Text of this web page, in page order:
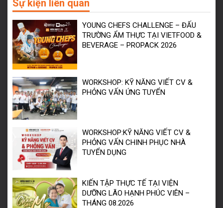
Sự kiện liên quan
YOUNG CHEFS CHALLENGE – ĐẤU
TRƯỜNG ẨM THỰC TẠI VIETFOOD &
BEVERAGE – PROPACK 2026
WORKSHOP: KỸ NĂNG VIẾT CV &
PHỎNG VẤN ỨNG TUYỂN
WORKSHOP:KỸ NĂNG VIẾT CV &
PHỎNG VẤN CHINH PHỤC NHÀ
TUYỂN DỤNG
KIẾN TẬP THỰC TẾ TẠI VIỆN
DƯỠNG LÃO HẠNH PHÚC VIÊN –
THÁNG 08.2026